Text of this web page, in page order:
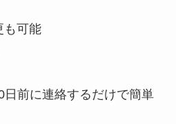
も可能
日前に連絡するだけで簡単